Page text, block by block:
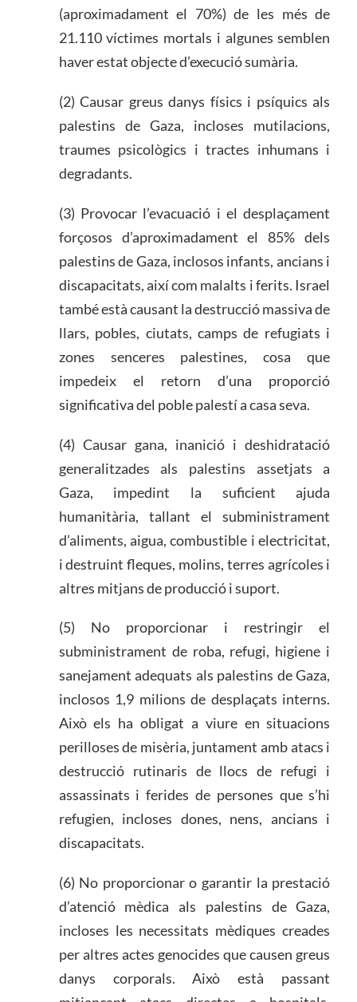
(aproximadament el 70%) de les més de
21.110 víctimes mortals i algunes semblen
haver estat objecte d’execució sumària.
(2) Causar greus danys físics i psíquics als
palestins de Gaza, incloses mutilacions,
traumes psicològics i tractes inhumans i
degradants.
(3) Provocar l’evacuació i el desplaçament
forçosos d’aproximadament el 85% dels
palestins de Gaza, inclosos infants, ancians i
discapacitats, així com malalts i ferits. Israel
també està causant la destrucció massiva de
llars, pobles, ciutats, camps de refugiats i
zones senceres palestines, cosa que
impedeix el retorn d’una proporció
significativa del poble palestí a casa seva.
(4) Causar gana, inanició i deshidratació
generalitzades als palestins assetjats a
Gaza, impedint la suficient ajuda
humanitària, tallant el subministrament
d’aliments, aigua, combustible i electricitat,
i destruint fleques, molins, terres agrícoles i
altres mitjans de producció i suport.
(5) No proporcionar i restringir el
subministrament de roba, refugi, higiene i
sanejament adequats als palestins de Gaza,
inclosos 1,9 milions de desplaçats interns.
Això els ha obligat a viure en situacions
perilloses de misèria, juntament amb atacs i
destrucció rutinaris de llocs de refugi i
assassinats i ferides de persones que s’hi
refugien, incloses dones, nens, ancians i
discapacitats.
(6) No proporcionar o garantir la prestació
d’atenció mèdica als palestins de Gaza,
incloses les necessitats mèdiques creades
per altres actes genocides que causen greus
danys corporals. Això està passant